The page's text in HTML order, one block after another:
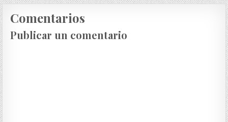
Comentarios
Publicar un comentario